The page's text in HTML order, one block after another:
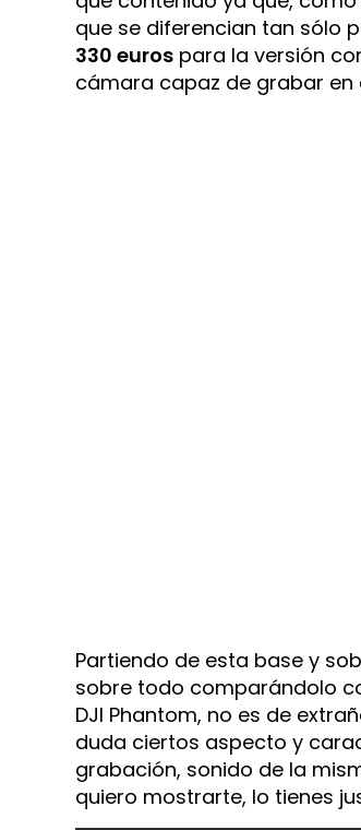
que se diferencian tan sólo
330 euros para la versión
cámara capaz de grabar en
Partiendo de esta base y
sobre todo comparándolo
DJI Phantom, no es de
duda ciertos aspecto y
grabación, sonido de la
quiero mostrarte, lo tienes